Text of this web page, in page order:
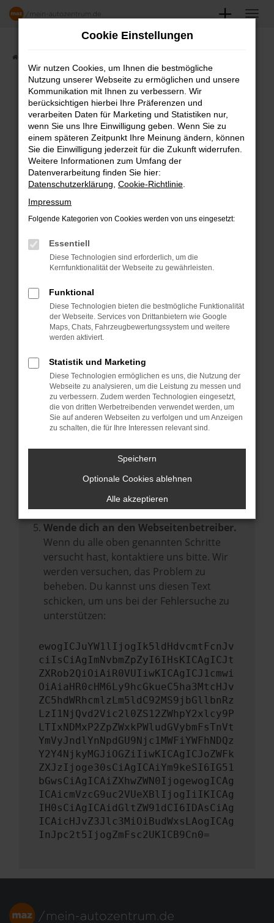
Zum
FAHRZEUGSHOWROOM
Fehler: Network Error
Beim Laden ist ein Fehler aufgetreten.
Hier sind ein paar Tipps, die dir helfen können:
Überprüfe deine Firewall und deine
Laden andere Webseiten, zum Beispiel
deine Suchmaschine?
Manche Erweiterungen, wie Werbeblocker,
können das Laden bestimmter Seiten
verhindern. Funktioniert die Seite in einem
anderen Browser oder in einem privaten
Starte dein Gerät neu.
Das kann manchmal helfen,
vorübergehende Probleme zu beheben.
Stelle sicher, dass dein Browser und dein
Betriebssystem auf dem neuesten Stand
sind.
Veraltete Software birgt nicht nur ein
Sicherheitsrisiko, sondern kann auch dazu
führen, dass bestimmte Funktionen nicht
mehr unterstützt werden.
Wende dich an den Webseitenbetreiber.
Wenn du alle oben genannten Schritte
versucht hast, kontaktiere uns bitte. Wir
werden versuchen, das Problem zu
beheben. Du kannst uns diesen Text
schicken, um uns bei der Fehlersuche zu
unterstützen:
ewogICJuYW1lIjogIk5ldHdvcmtFcnJv
ciIsCiAgImNvbmZpZyI6IHsKICAgICJt
ZXRob2QiOiAiR0VUIiwKICAgICJ1cmwi
OiAiaHR0cHM6Ly9hcGkueC5ha3MtcHJv
ZC5hdWRhcmlzLm5ldC92MS9jbGllbnRz
LzI1NjQvd2Vic2l0ZS12ZWhpY2xlcy9P
LTIxNDMxP2ZpZWxkPWludGVybmFsTnVt
YmVyJndlYnNpdGU9Njc1MWFiYWFhNDQz
Y2Y4NjkyMGJiOGZiIiwKICAgICJoZWFk
ZXJzIjoge30sCiAgICAiYm9keSI6IG51
bGwsCiAgICAiZXhwZWN0IjogewogICAg
ICAicmVzcG9uc2VUeXBlIjogIiIKICAg
IH0sCiAgICAidGltZW91dCI6IDAsCiAg
ICAicHJvZ3Jlc3MiOiBudWxsLAogICAg
InJpc2t5IjogZmFsc2UKICB9Cn0=
Cookie Einstellungen
Wir nutzen Cookies, um Ihnen die bestmögliche
Nutzung unserer Webseite zu ermöglichen und unsere
Kommunikation mit Ihnen zu verbessern. Wir
berücksichtigen hierbei Ihre Präferenzen und
verarbeiten Daten für Marketing und Statistiken nur,
wenn Sie uns Ihre Einwilligung geben. Wenn Sie zu
einem späteren Zeitpunkt Ihre Meinung ändern, können
Sie die Einwilligung jederzeit für die Zukunft widerrufen.
Weitere Informationen zum Umfang der
Datenverarbeitung finden Sie hier:
Datenschutzerklärung Cookie-Richtlinie
Impressum
Folgende Kategorien von Cookies werden von uns eingesetzt:
Essentiell
Diese Technologien sind erforderlich, um die
Kernfunktionalität der Webseite zu gewährleisten.
Funktional
Diese Technologien bieten die bestmögliche Funktionalität
der Webseite. Services von Drittanbietern wie Google
Maps, Chats, Fahrzeugbewertungssystem und weitere
werden aktiviert.
Statistik und Marketing
Diese Technologien ermöglichen es uns, die Nutzung der
Webseite zu analysieren, um die Leistung zu messen und
zu verbessern. Zudem werden Technologien eingesetzt,
die von dritten Werbetreibenden verwendet werden, um
Sie auf anderen Webseiten zu verfolgen und um Anzeigen
zu schalten, die für Ihre Interessen relevant sind.
Speichern
Optionale Cookies ablehnen
Alle akzeptieren